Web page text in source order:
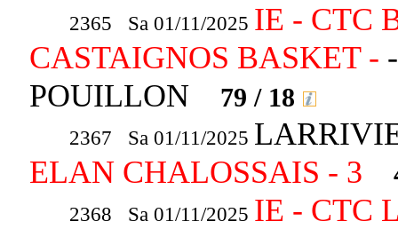
2365 Sa 01/11/2025 IE - CTC
CASTAIGNOS BASKET -
POUILLON
79 / 18
2367 Sa 01/11/2025
ELAN CHALOSSAIS - 3
2368 Sa 01/11/2025 IE - CTC